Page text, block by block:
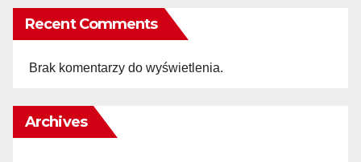
Recent Comments
Brak komentarzy do wyświetlenia.
Archives